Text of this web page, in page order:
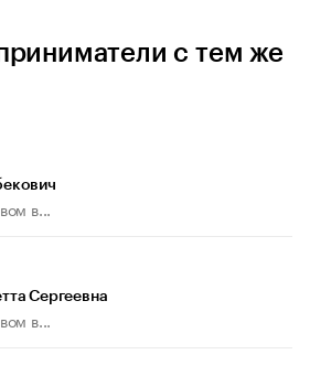
с тем же
в...
Сергеевна
в...